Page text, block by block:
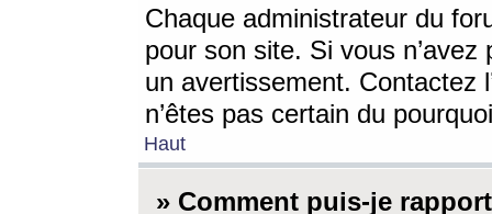
Chaque administrateur du
pour son site. Si vous
un avertissement. Contactez
n’êtes pas certain du
Haut
» Comment puis-je